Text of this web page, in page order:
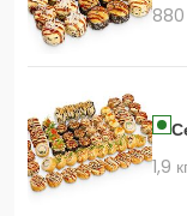
880
1,9